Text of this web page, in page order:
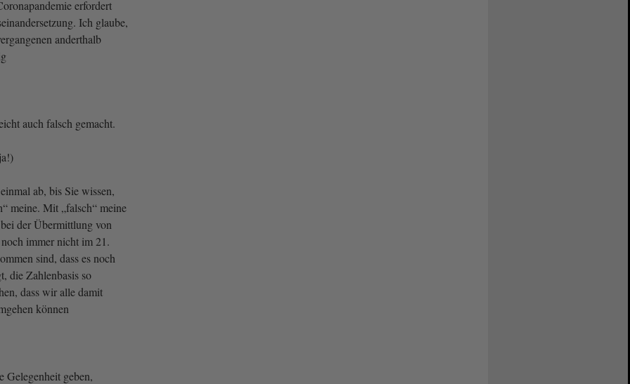
erfordert
Ich glaube,
anderthalb
auch falsch gemacht.
ab, bis Sie wissen,
meine. Mit „falsch“ meine
der Übermittlung von
immer nicht im 21.
sind, dass es noch
die Zahlenbasis so
dass wir alle damit
können
Gelegenheit geben,